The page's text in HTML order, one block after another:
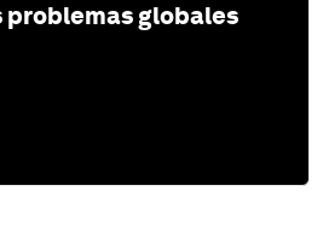
problemas globales